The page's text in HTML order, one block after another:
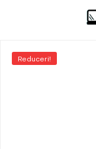
Reduceri!